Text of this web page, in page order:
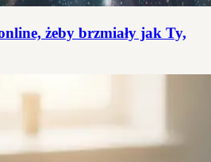
żeby brzmiały jak Ty,